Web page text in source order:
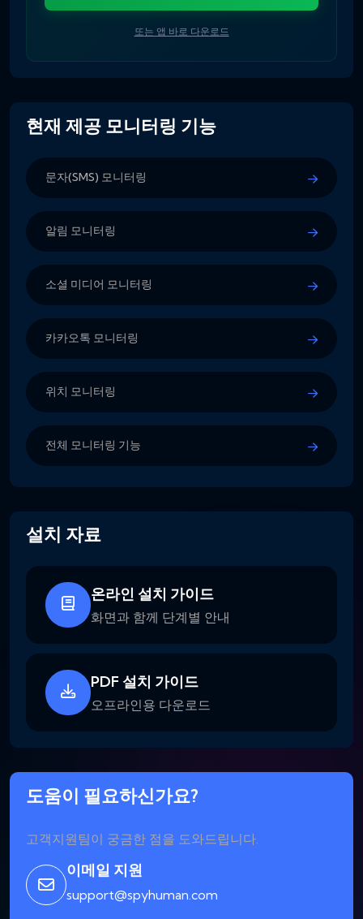
또는 앱 바로 다운로드
현재 제공 모니터링 기능
문자(SMS) 모니터링
알림 모니터링
소셜 미디어 모니터링
카카오톡 모니터링
위치 모니터링
전체 모니터링 기능
설치 자료
온라인 설치 가이드
화면과 함께 단계별 안내
PDF 설치 가이드
오프라인용 다운로드
도움이 필요하신가요?
고객지원팀이 궁금한 점을 도와드립니다.
이메일 지원
support@spyhuman.com